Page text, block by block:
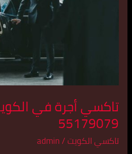
تاكسي أجرة في
55179079
تاكسي الكويت/
admin